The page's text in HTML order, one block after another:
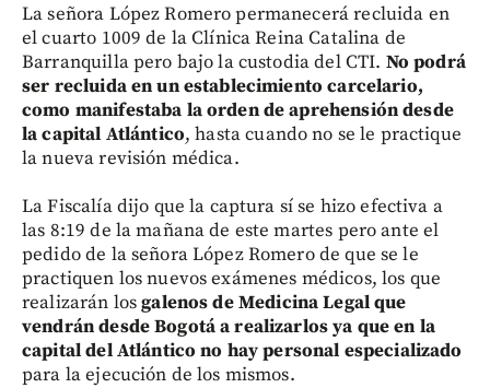
La señora López Romero permanecerá recluida en
el cuarto 1009 de la Clínica Reina Catalina de
Barranquilla pero bajo la custodia del CTI. No podrá
ser recluida en un establecimiento carcelario,
como manifestaba la orden de aprehensión desde
la capital Atlántico, hasta cuando no se le practique
la nueva revisión médica.
La Fiscalía dijo que la captura sí se hizo efectiva a
las 8:19 de la mañana de este martes pero ante el
pedido de la señora López Romero de que se le
practiquen los nuevos exámenes médicos, los que
realizarán losgalenos de Medicina Legal que
vendrán desde Bogotá a realizarlos ya que en la
capital del Atlántico no hay personal especializado
para la ejecución de los mismos.